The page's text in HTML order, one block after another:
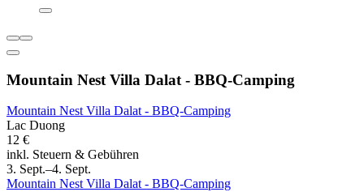
Mountain Nest Villa Dalat - BBQ-Camping
Mountain Nest Villa Dalat - BBQ-Camping
Lac Duong
12 €
inkl. Steuern & Gebühren
3. Sept.–4. Sept.
Mountain Nest Villa Dalat - BBQ-Camping